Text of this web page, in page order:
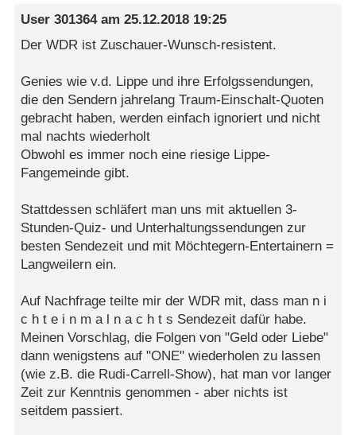
User 301364am25.12.2018 19:25
Der WDR ist Zuschauer-Wunsch-resistent.
Genies wie v.d. Lippe und ihre Erfolgssendungen,
die den Sendern jahrelang Traum-Einschalt-Quoten
gebracht haben, werden einfach ignoriert und nicht
mal nachts wiederholt
Obwohl es immer noch eine riesige Lippe-
Fangemeinde gibt.
Stattdessen schläfert man uns mit aktuellen 3-
Stunden-Quiz- und Unterhaltungssendungen zur
besten Sendezeit und mit Möchtegern-Entertainern =
Langweilern ein.
Auf Nachfrage teilte mir der WDR mit, dass man n i
c h t e i n m a l n a c h t s Sendezeit dafür habe.
Meinen Vorschlag, die Folgen von "Geld oder Liebe"
dann wenigstens auf "ONE" wiederholen zu lassen
(wie z.B. die Rudi-Carrell-Show), hat man vor langer
Zeit zur Kenntnis genommen - aber nichts ist
seitdem passiert.